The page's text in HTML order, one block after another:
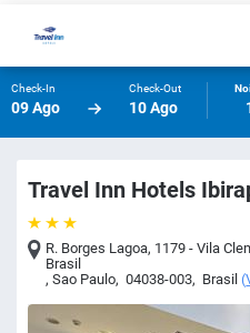
Check-In
09 Ago
Check-Out
10 Ago
Travel Inn Hotels
R. Borges Lagoa, 1179 - Vila
Brasil
,Sao Paulo, 04038-003, Brasil (